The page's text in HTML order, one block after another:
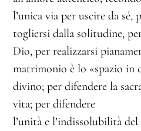
l’unica via per uscire da sé,
togliersi dalla solitudine,
Dio, per realizzarsi
matrimonio è lo «spazio in
divino; per difendere la
vita; per difendere
l’unità e l’indissolubilità